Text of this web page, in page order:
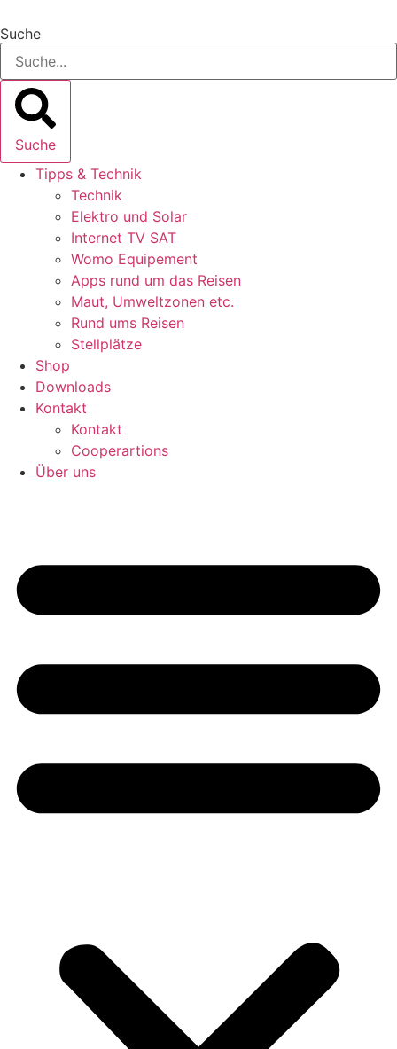
Inhalt
springen
Suche
Suche
Tipps & Technik
Technik
Elektro und Solar
Internet TV SAT
Womo Equipement
Apps rund um das Reisen
Maut, Umweltzonen etc.
Rund ums Reisen
Stellplätze
Shop
Downloads
Kontakt
Kontakt
Cooperartions
Über uns